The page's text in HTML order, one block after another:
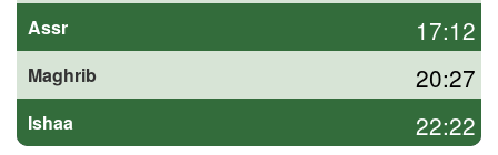
Assr 17:12
Maghrib 20:27
Ishaa 22:22